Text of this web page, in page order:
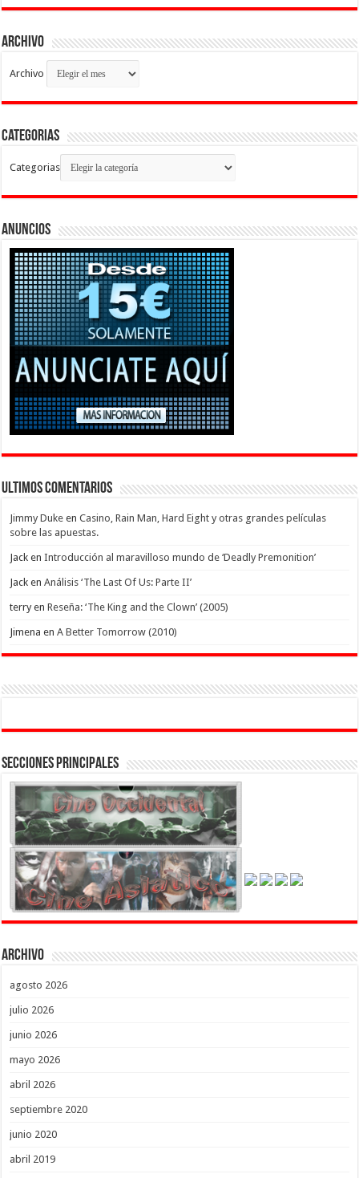
Archivo
Archivo
Categorias
Categorias
Anuncios
Ultimos Comentarios
Jimmy Duke enCasino, Rain Man, Hard Eight y otras grandes películas
sobre las apuestas.
Jack enIntroducción al maravilloso mundo de ‘Deadly Premonition’
Jack enAnálisis ‘The Last Of Us: Parte II’
terryenReseña: ‘The King and the Clown’ (2005)
Jimena enA Better Tomorrow (2010)
Secciones Principales
Archivo
agosto 2026
julio 2026
junio 2026
mayo 2026
abril 2026
septiembre 2020
junio 2020
abril 2019